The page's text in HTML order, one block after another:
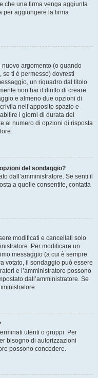
che una firma venga aggiunta
per aggiungere la firma
argomento (o quando
ti è permesso) dovresti
un riquadro dal titolo
non hai il diritto di creare
e almeno due opzioni di
nell’apposito spazio e
i giorni di durata del
al numero di opzioni di risposta
del sondaggio?
dall’amministratore. Se senti il
a quelle consentite, contatta
modificati e cancellati solo
Per modificare un
messaggio (a cui è sempre
votato, il sondaggio può essere
e l’amministratore possono
dall’amministratore. Se
utenti o gruppi. Per
bisogno di autorizzazioni
possono concedere.